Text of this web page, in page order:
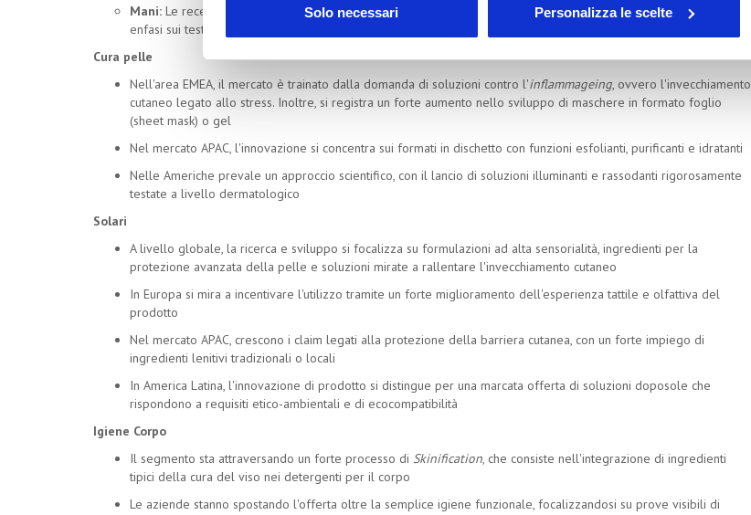
Solo necessari Personalizza le scelte
Mani: Le recenti limitazioni normative europee sugli ingredienti stanno portando le aziende a porre grande
enfasi sui test clinici e sulla sicurezza delle formulazioni
Cura pelle
Nell'area EMEA, il mercato è trainato dalla domanda di soluzioni contro l'inflammageing, ovvero l'invecchiamento
cutaneo legato allo stress. Inoltre, si registra un forte aumento nello sviluppo di maschere in formato foglio
(sheet mask) o gel
Nel mercato APAC, l'innovazione si concentra sui formati in dischetto con funzioni esfolianti, purificanti e idratanti
Nelle Americhe prevale un approccio scientifico, con il lancio di soluzioni illuminanti e rassodanti rigorosamente
testate a livello dermatologico
Solari
A livello globale, la ricerca e sviluppo si focalizza su formulazioni ad alta sensorialità, ingredienti per la
protezione avanzata della pelle e soluzioni mirate a rallentare l'invecchiamento cutaneo
In Europa si mira a incentivare l'utilizzo tramite un forte miglioramento dell'esperienza tattile e olfattiva del
prodotto
Nel mercato APAC, crescono i claim legati alla protezione della barriera cutanea, con un forte impiego di
ingredienti lenitivi tradizionali o locali
In America Latina, l'innovazione di prodotto si distingue per una marcata offerta di soluzioni doposole che
rispondono a requisiti etico-ambientali e di ecocompatibilità
Igiene Corpo
Il segmento sta attraversando un forte processo di Skinification, che consiste nell'integrazione di ingredienti
tipici della cura del viso nei detergenti per il corpo
Le aziende stanno spostando l'offerta oltre la semplice igiene funzionale, focalizzandosi su prove visibili di